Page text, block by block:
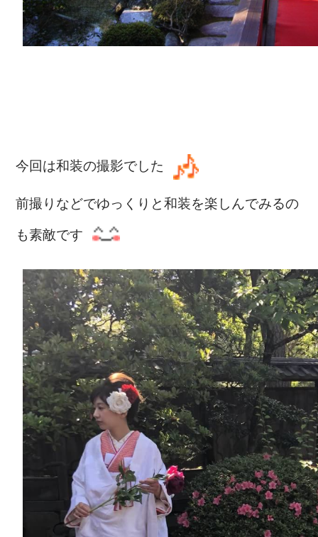
今回は和装の撮影でした
前撮りなどでゆっくりと和装を楽しんでみるの
も素敵です